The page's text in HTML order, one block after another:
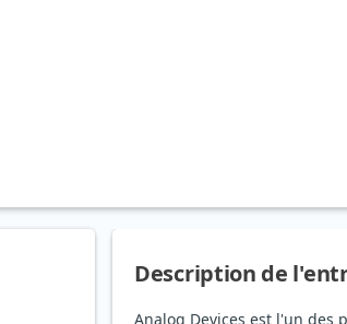
Description de
Analog Devices est l'un des